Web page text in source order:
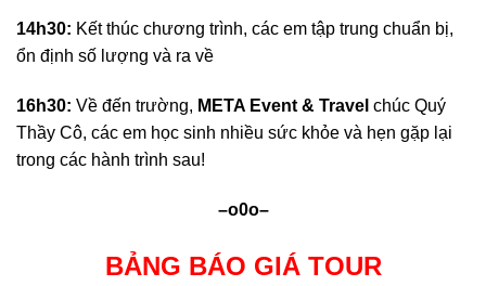
14h30: Kết thúc chương trình, các em tập trung chuẩn bị,
ổn định số lượng và ra về
16h30: Về đến trường, META Event & Travel chúc Quý
Thầy Cô, các em học sinh nhiều sức khỏe và hẹn gặp lại
trong các hành trình sau!
–o0o–
BẢNG BÁO GIÁ TOUR